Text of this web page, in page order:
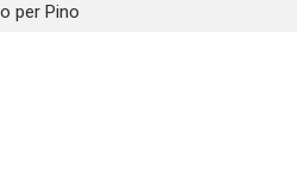
per Pino